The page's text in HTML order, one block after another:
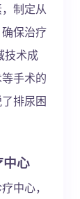
制定从
保治疗
技术成
手术的
排尿困
心
中心，